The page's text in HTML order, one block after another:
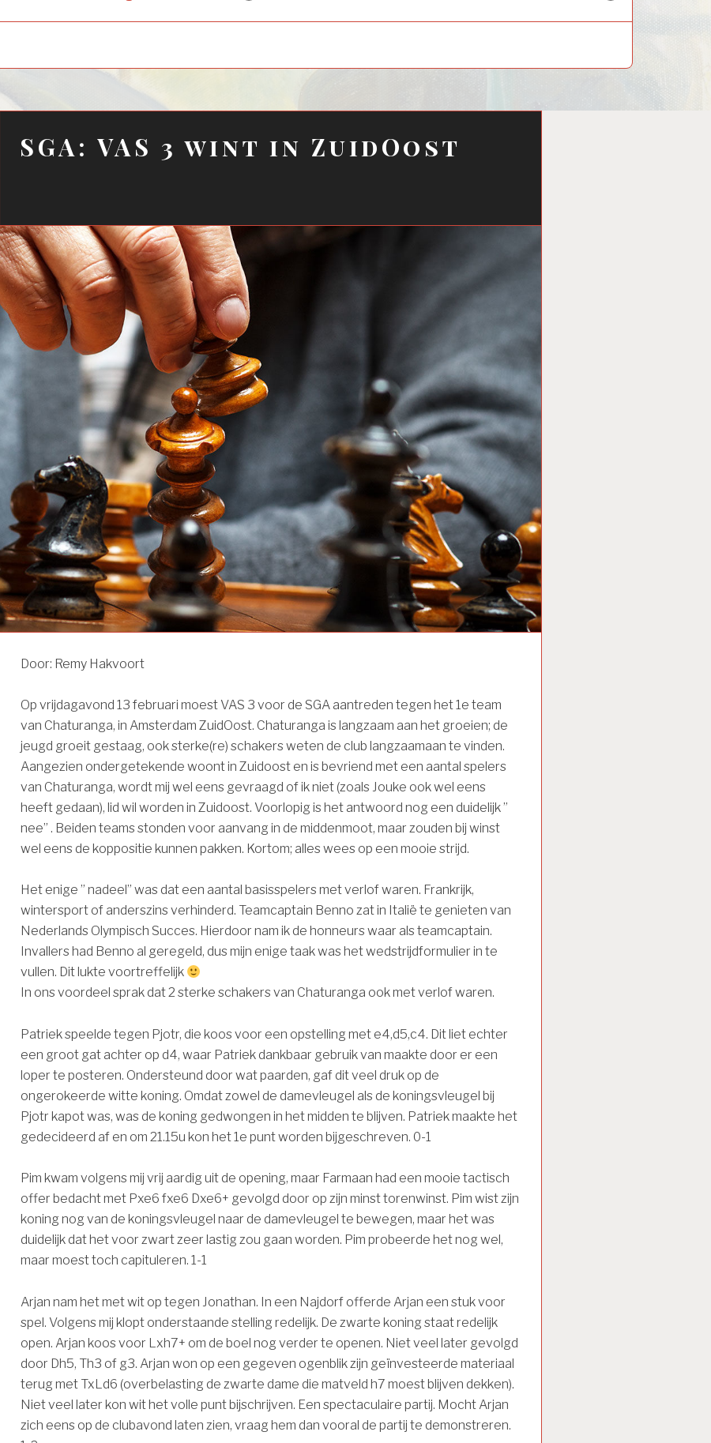
menu
menu
SGA: VAS 3 wint in ZuidOost
Door: Remy Hakvoort
Op vrijdagavond 13 februari moest VAS 3 voor de SGA aantreden tegen het 1e team
van Chaturanga, in Amsterdam ZuidOost. Chaturanga is langzaam aan het groeien; de
jeugd groeit gestaag, ook sterke(re) schakers weten de club langzaamaan te vinden.
Aangezien ondergetekende woont in Zuidoost en is bevriend met een aantal spelers
van Chaturanga, wordt mij wel eens gevraagd of ik niet (zoals Jouke ook wel eens
heeft gedaan), lid wil worden in Zuidoost. Voorlopig is het antwoord nog een duidelijk ”
nee” . Beiden teams stonden voor aanvang in de middenmoot, maar zouden bij winst
wel eens de koppositie kunnen pakken. Kortom; alles wees op een mooie strijd.
Het enige ” nadeel” was dat een aantal basisspelers met verlof waren. Frankrijk,
wintersport of anderszins verhinderd. Teamcaptain Benno zat in Italië te genieten van
Nederlands Olympisch Succes. Hierdoor nam ik de honneurs waar als teamcaptain.
Invallers had Benno al geregeld, dus mijn enige taak was het wedstrijdformulier in te
vullen. Dit lukte voortreffelijk
In ons voordeel sprak dat 2 sterke schakers van Chaturanga ook met verlof waren.
Patriek speelde tegen Pjotr, die koos voor een opstelling met e4,d5,c4. Dit liet echter
een groot gat achter op d4, waar Patriek dankbaar gebruik van maakte door er een
loper te posteren. Ondersteund door wat paarden, gaf dit veel druk op de
ongerokeerde witte koning. Omdat zowel de damevleugel als de koningsvleugel bij
Pjotr kapot was, was de koning gedwongen in het midden te blijven. Patriek maakte het
gedecideerd af en om 21.15u kon het 1e punt worden bijgeschreven. 0-1
Pim kwam volgens mij vrij aardig uit de opening, maar Farmaan had een mooie tactisch
offer bedacht met Pxe6 fxe6 Dxe6+ gevolgd door op zijn minst torenwinst. Pim wist zijn
koning nog van de koningsvleugel naar de damevleugel te bewegen, maar het was
duidelijk dat het voor zwart zeer lastig zou gaan worden. Pim probeerde het nog wel,
maar moest toch capituleren. 1-1
Arjan nam het met wit op tegen Jonathan. In een Najdorf offerde Arjan een stuk voor
spel. Volgens mij klopt onderstaande stelling redelijk. De zwarte koning staat redelijk
open. Arjan koos voor Lxh7+ om de boel nog verder te openen. Niet veel later gevolgd
door Dh5, Th3 of g3. Arjan won op een gegeven ogenblik zijn geïnvesteerde materiaal
terug met TxLd6 (overbelasting de zwarte dame die matveld h7 moest blijven dekken).
Niet veel later kon wit het volle punt bijschrijven. Een spectaculaire partij. Mocht Arjan
zich eens op de clubavond laten zien, vraag hem dan vooral de partij te demonstreren.